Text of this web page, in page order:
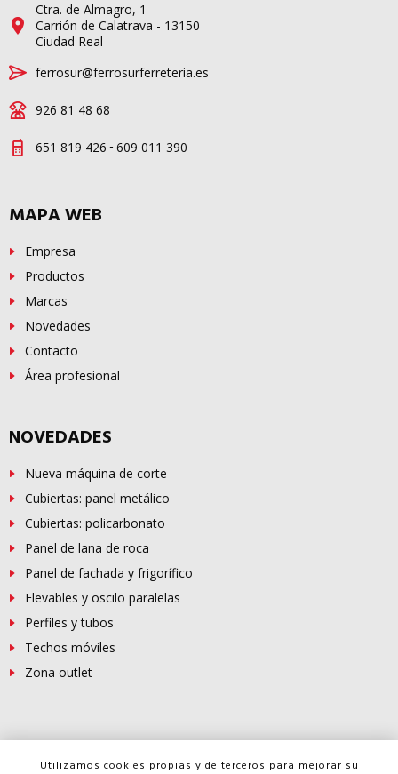
Ctra. de Almagro, 1
Carrión de Calatrava - 13150
Ciudad Real
ferrosur@ferrosurferreteria.es
926 81 48 68
651 819 426 - 609 011 390
MAPA WEB
Empresa
Productos
Marcas
Novedades
Contacto
Área profesional
NOVEDADES
Nueva máquina de corte
Cubiertas: panel metálico
Cubiertas: policarbonato
Panel de lana de roca
Panel de fachada y frigorífico
Elevables y oscilo paralelas
Perfiles y tubos
Techos móviles
Zona outlet
© Copyright - FERROSUR2026
Utilizamos cookies propias y de terceros para mejorar su